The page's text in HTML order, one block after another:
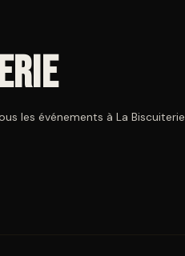
les événements à La